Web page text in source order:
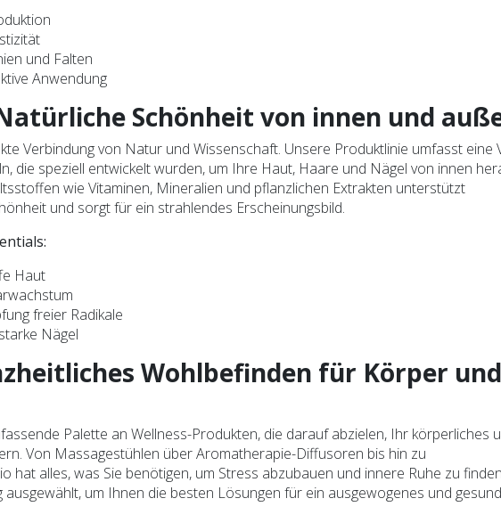
und Falten
Anwendung
Schönheit von innen und
Verbindung von Natur und Wissenschaft. Unsere Produktlinie umfasst eine
die speziell entwickelt wurden, um Ihre Haut, Haare und Nägel von innen
wie Vitaminen, Mineralien und pflanzlichen Extrakten unterstützt
und sorgt für ein strahlendes Erscheinungsbild.
Haut
freier Radikale
Nägel
Wohlbefinden für Körper und
Palette an Wellness-Produkten, die darauf abzielen, Ihr körperliches
Von Massagestühlen über Aromatherapie-Diffusoren bis hin zu
hat alles, was Sie benötigen, um Stress abzubauen und innere Ruhe zu
um Ihnen die besten Lösungen für ein ausgewogenes und